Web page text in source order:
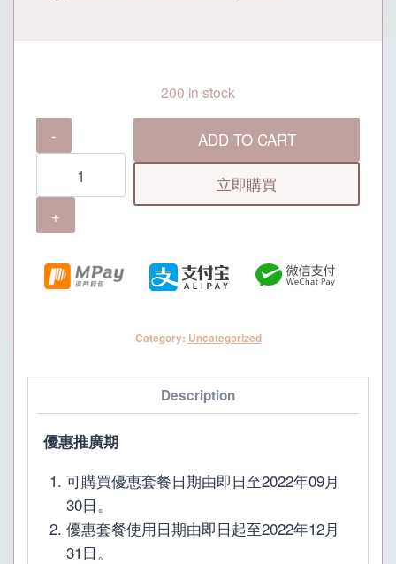
200 in stock
上
食
府
優
惠
ADD TO CART
立即購買
Category: Uncategorized
Description
優惠推廣期
可購買優惠套餐日期由即日至2022年09月
30日。
優惠套餐使用日期由即日起至2022年12月
31日。